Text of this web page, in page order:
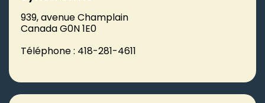
939, avenue Champlain
Canada G0N 1E0
Téléphone : 418-281-4611